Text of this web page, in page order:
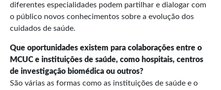
diferentes especialidades podem partilhar e dialogar com
o público novos conhecimentos sobre a evolução dos
cuidados de saúde.
Que oportunidades existem para colaborações entre o
MCUC e instituições de saúde, como hospitais, centros
de investigação biomédica ou outros?
São várias as formas como as instituições de saúde e o